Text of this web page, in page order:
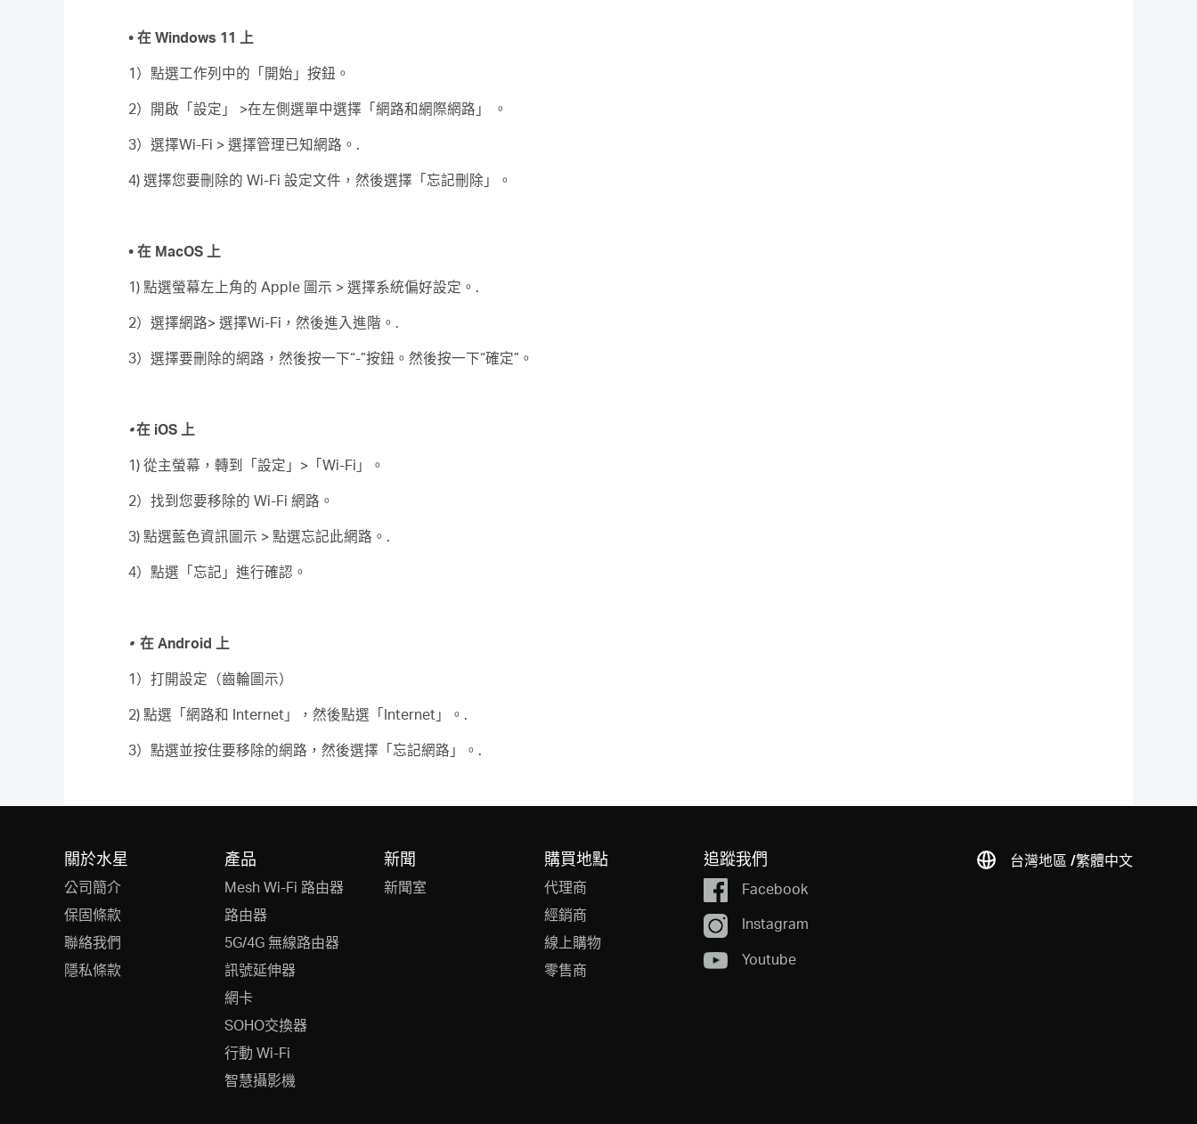
• 在 Windows 11 上
1）點選工作列中的「開始」按鈕。
2）開啟「設定」 >在左側選單中選擇「網路和網際網路」 。
3）選擇Wi-Fi > 選擇管理已知網路。.
4) 選擇您要刪除的 Wi-Fi 設定文件，然後選擇「忘記刪除」。
• 在 MacOS 上
1) 點選螢幕左上角的 Apple 圖示 > 選擇系統偏好設定。.
2）選擇網路> 選擇Wi-Fi，然後進入進階。.
3）選擇要刪除的網路，然後按一下“-”按鈕。然後按一下“確定”。
•在 iOS 上
1) 從主螢幕，轉到「設定」>「Wi-Fi」。
2）找到您要移除的 Wi-Fi 網路。
3) 點選藍色資訊圖示 > 點選忘記此網路。.
4）點選「忘記」進行確認。
• 在 Android 上
1）打開設定（齒輪圖示）
2) 點選「網路和 Internet」，然後點選「Internet」。.
3）點選並按住要移除的網路，然後選擇「忘記網路」。.
關於水星
公司簡介
保固條款
聯絡我們
隱私條款
產品
Mesh Wi-Fi 路由器
路由器
5G/4G 無線路由器
訊號延伸器
網卡
SOHO交換器
行動 Wi-Fi
智慧攝影機
新聞
新聞室
購買地點
代理商
經銷商
線上購物
零售商
追蹤我們
Facebook
Instagram
Youtube
台灣地區 /繁體中文